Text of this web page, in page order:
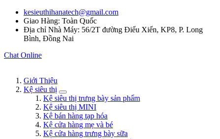
kesieuthihanatech@gmail.com
Giao Hàng: Toàn Quốc
Địa chỉ Nhà Máy: 56/2T đường Điểu Xiển, KP8, P. Long
Bình, Đồng Nai
Chat Online
Giới Thiệu
Kệ siêu thị
Kệ siêu thị trưng bày sản phẩm
Kệ siêu thị MINI
Kệ bán hàng tạp hóa
Kệ cửa hàng mẹ và bé
Kệ cửa hàng trưng bày sữa